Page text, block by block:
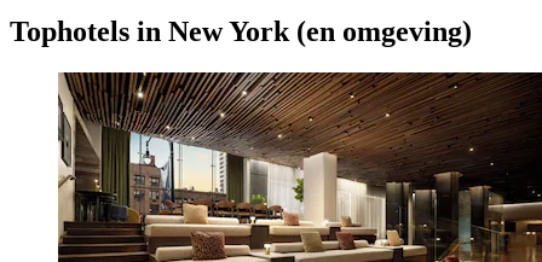
Tophotels in New York (en omgeving)